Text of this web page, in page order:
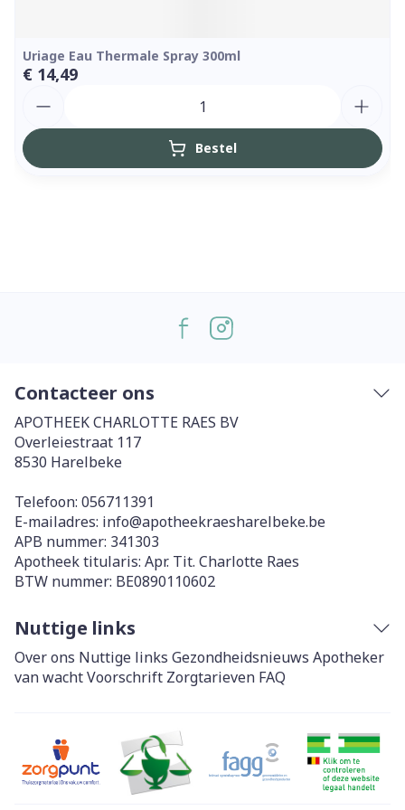
Uriage Eau Thermale Spray 300ml
€ 14,49
Bestel
Contacteer ons
APOTHEEK CHARLOTTE RAES BV
Overleiestraat 117
8530 Harelbeke
Telefoon: 056711391
E-mailadres: info@apotheekraesharelbeke.be
APB nummer: 341303
Apotheek titularis: Apr. Tit. Charlotte Raes
BTW nummer: BE0890110602
Nuttige links
Over ons Nuttige links Gezondheidsnieuws Apotheker
van wachtVoorschrift Zorgtarieven FAQ